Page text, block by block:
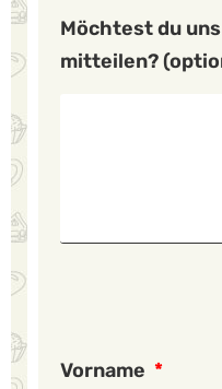
Möchtest du
mitteilen?
Vorname